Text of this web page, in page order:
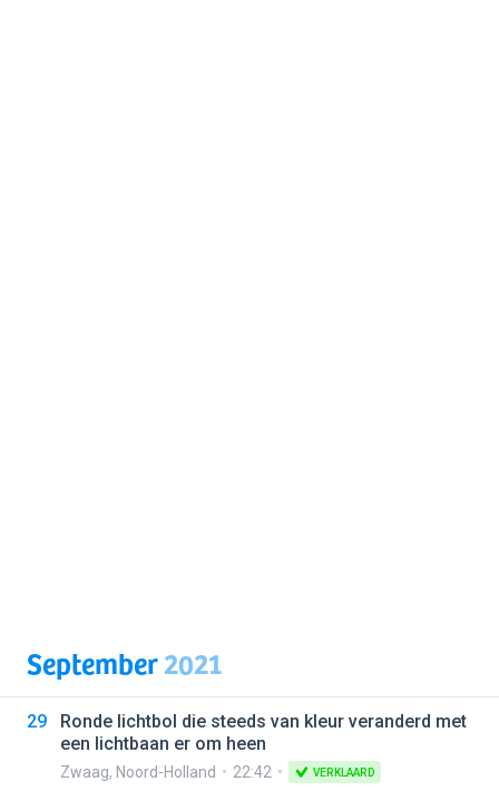
September2021
29
Ronde lichtbol die steeds van kleur veranderd met
een lichtbaan er om heen
Zwaag, Noord-Holland 22:42 VERKLAARD